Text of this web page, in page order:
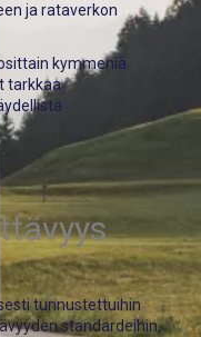
ja rataverkon
kymmeniä
tarkkaa
tunnustettuihin
standardeihin,